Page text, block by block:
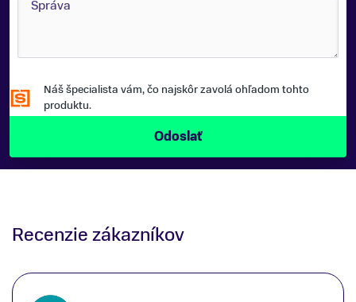
Náš špecialista vám, čo najskôr zavolá ohľadom tohto
produktu.
Recenzie zákazníkov